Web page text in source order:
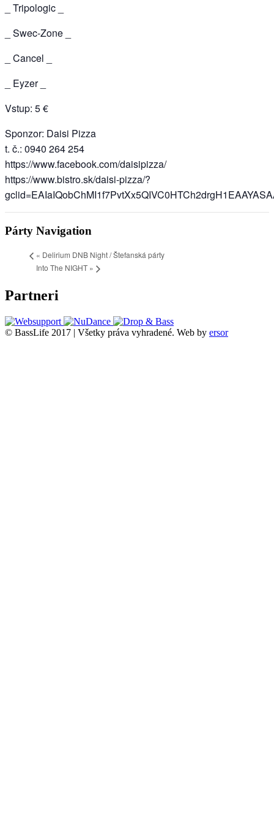
_ Tripologic _
_ Swec-Zone _
_ Cancel _
_ Eyzer _
Vstup: 5 €
Sponzor: Daisi Pizza
t. č.: 0940 264 254
https://www.facebook.com/daisipizza/
https://www.bistro.sk/daisi-pizza/?
Párty Navigation
« Delirium DNB Night / Štefanská párty
Into The NIGHT »
Partneri
© BassLife 2017 | Všetky práva vyhradené. Web by ersor